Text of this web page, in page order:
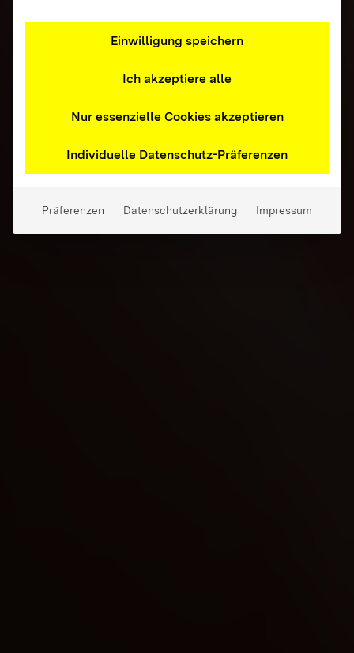
Einwilligung speichern
Ich akzeptiere alle
Nur essenzielle Cookies akzeptieren
Individuelle Datenschutz-Präferenzen
Präferenzen Datenschutzerklärung Impressum